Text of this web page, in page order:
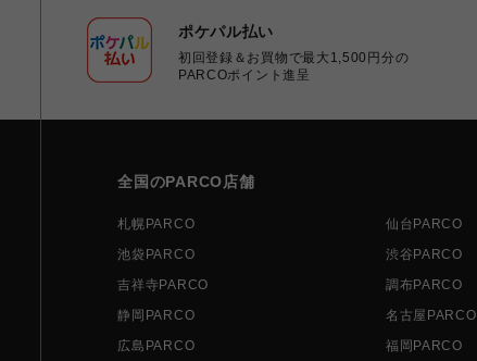
ポケパル払い
初回登録＆お買物で最大1,500円分の
PARCOポイント進呈
全国のPARCO店舗
札幌PARCO 仙台PARCO
池袋PARCO
渋谷PARCO
吉祥寺PARCO
調布PARCO
静岡PARCO
名古屋PARCO
広島PARCO
福岡PARCO